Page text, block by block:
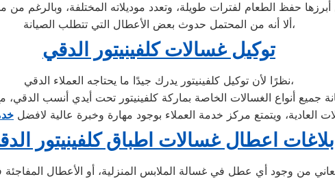
ألا أنه من المحتمل حدوث بعض الأعطال التي تتطلب الصيانة،
توكيل غسالات كلفينيتور الدقي
نظرًا لأن توكيل كلفينيتور يدرك جيدًا ما يحتاجه العملاء الدقي،
العادية، ويتمتع مركز خدمة العملاء بوجود مهارة وخبرة عالية لافضل
بلاغات اعطال غسالات اطباق كلفينيتور
من وجود أي عطل في غسالة الملابس المنزلية، أو الأعطال المفاجئة